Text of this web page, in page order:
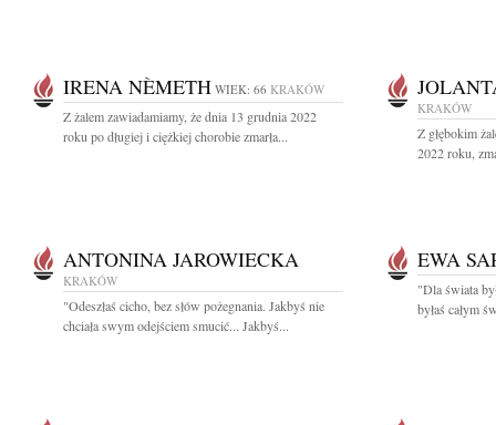
IRENA NÈMETH WIEK: 66 KRAKÓW
Z żalem zawiadamiamy, że dnia 13 grudnia 2022
roku po długiej i ciężkiej chorobie zmarła...
KRAKÓW
Z głębokim
2022 roku,
ANTONINA JAROWIECKA
KRAKÓW
"Odeszłaś cicho, bez słów pożegnania. Jakbyś nie
chciała swym odejściem smucić... Jakbyś...
EWA
"Dla świata
byłaś całym